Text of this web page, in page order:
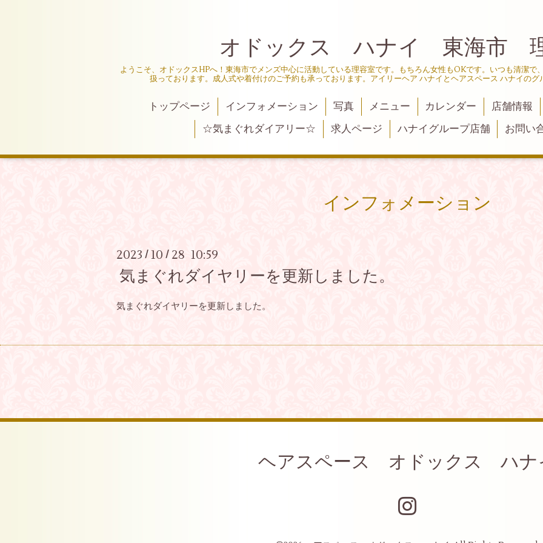
オドックス ハナイ 東海市
ようこそ、オドックスHPへ！東海市でメンズ中心に活動している理容室です。もちろん女性もOKです。いつも清潔で
扱っております。成人式や着付けのご予約も承っております。アイリーヘア ハナイとヘアスペース ハナイの
トップページ インフォメーション 写真 メニュー カレンダー
店舗情報
☆気まぐれダイアリー☆
求人ページ ハナイグループ店舗 お問い
インフォメーション
2023 / 10 / 28 10:59
気まぐれダイヤリーを更新しました。
気まぐれダイヤリーを更新しました。
ヘアスペース オドックス ハナ